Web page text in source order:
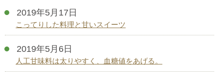
2019年5月17日
こってりした料理と甘いスイーツ
2019年5月6日
人工甘味料は太りやすく、血糖値をあげる。